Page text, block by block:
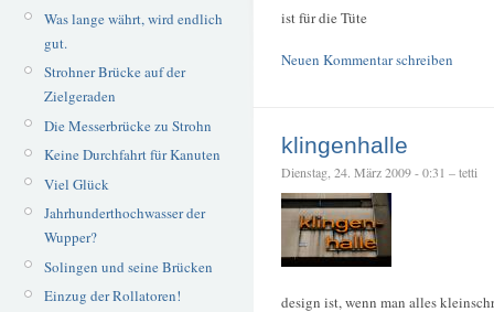
Was lange währt, wird endlich
gut.
Strohner Brücke auf der
Zielgeraden
Die Messerbrücke zu Strohn
Keine Durchfahrt für Kanuten
Viel Glück
Jahrhunderthochwasser der
Wupper?
Solingen und seine Brücken
Einzug der Rollatoren!
ist für die Tüte
Neuen Kommentar schreiben
klingenhalle
Dienstag, 24. März 2009 - 0:31 – tetti
design ist, wenn man alles